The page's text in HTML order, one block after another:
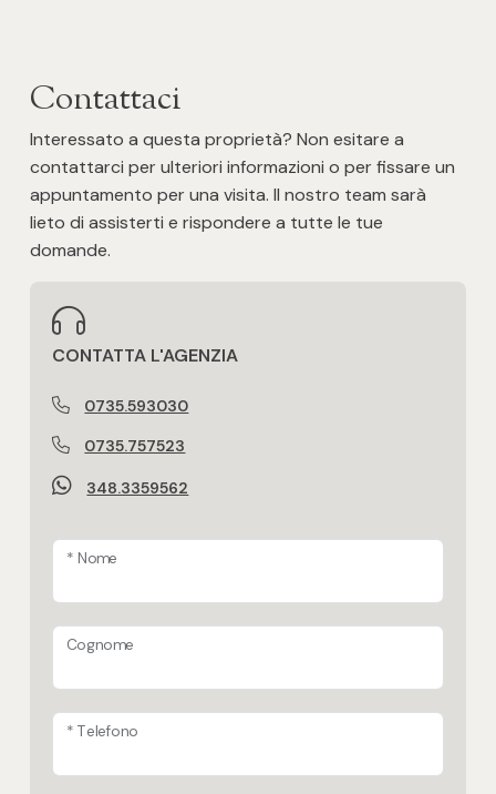
Si valutano permute
Tipologia di proprietà
normale proprietà
Aria condizionata
Presente e funzionante su tutto l'alloggio
Presenti
Cappotto termico esterno
Contattaci
Interessato a questa proprietà? Non esitare a
contattarci per ulteriori informazioni o per fissare un
appuntamento per una visita. Il nostro team sarà
lieto di assisterti e rispondere a tutte le tue
domande.
CONTATTA L'AGENZIA
0735.593030
0735.757523
348.3359562
* Nome
Cognome
* Telefono